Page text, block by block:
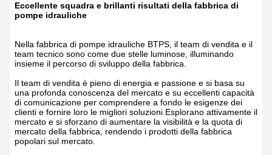
Eccellente squadra e brillanti risultati della fabbrica di
pompe idrauliche
Nella fabbrica di pompe idrauliche BTPS, il team di vendita e il
team tecnico sono come due stelle luminose, illuminando
insieme il percorso di sviluppo della fabbrica.
Il team di vendita è pieno di energia e passione e si basa su
una profonda conoscenza del mercato e su eccellenti capacità
di comunicazione per comprendere a fondo le esigenze dei
clienti e fornire loro le migliori soluzioni.Esplorano attivamente il
mercato e si sforzano di aumentare la visibilità e la quota di
mercato della fabbrica, rendendo i prodotti della fabbrica
popolari sul mercato.